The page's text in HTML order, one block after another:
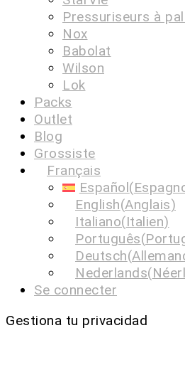
Pressuriseurs à
Nox
Babolat
Wilson
Lok
Packs
Outlet
Blog
Grossiste
Français
Español(
English(Anglais)
Italiano(Italien)
Português(
Deutsch(
Nederlands(
Se connecter
Gestiona tu privacidad